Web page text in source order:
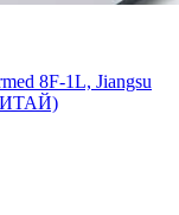
8F-1L, Jiangsu